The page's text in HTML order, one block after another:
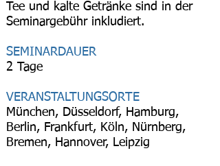
Tee und kalte Getränke sind in der
Seminargebühr inkludiert.
SEMINARDAUER
2 Tage
VERANSTALTUNGSORTE
München, Düsseldorf, Hamburg,
Berlin, Frankfurt, Köln, Nürnberg,
Bremen, Hannover, Leipzig